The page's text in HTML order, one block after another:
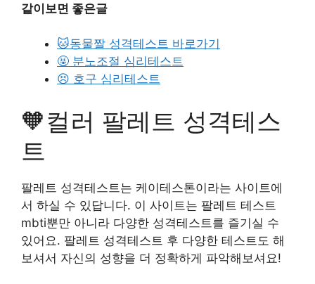
같이보면 좋은글
🐱동물짤 성격테스트 바로가기
🤬 분노조절 심리테스트
😣 호구 심리테스트
🧡컬러 팔레트 성격테스
트
팔레트 성격테스트는 케이테스톤이라는 사이트에
서 하실 수 있답니다. 이 사이트는 팔레트 테스트
mbti뿐만 아니라 다양한 성격테스트를 즐기실 수
있어요. 팔레트 성격테스트 후 다양한 테스트도 해
보셔서 자신의 성향을 더 정확하게 파악해보셔요!